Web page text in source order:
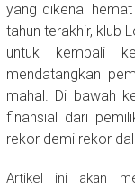
yang dikenal
tahun terakhir, klub
untuk kembali
mendatangkan
mahal. Di bawah
finansial dari
rekor demi rekor
Artikel ini akan